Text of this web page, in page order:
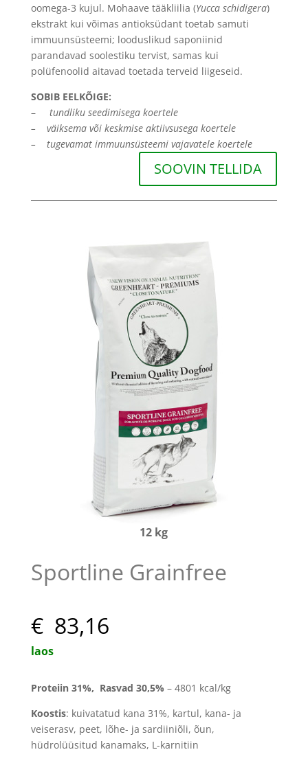
oomega-3 kujul. Mohaave tääkliilia (Yucca schidigera)
ekstrakt kui võimas antioksüdant toetab samuti
immuunsüsteemi; looduslikud saponiinid
parandavad soolestiku tervist, samas kui
polüfenoolid aitavad toetada terveid liigeseid.
SOBIB EELKÕIGE:
– tundliku seedimisega koertele
– väiksema või keskmise aktiivsusega koertele
– tugevamat immuunsüsteemi vajavatele koertele
SOOVIN TELLIDA
12 kg
Sportline Grainfree
€ 83,16
laos
Proteiin 31%, Rasvad 30,5% – 4801 kcal/kg
Koostis: kuivatatud kana 31%, kartul, kana- ja
veiserasv, peet, lõhe- ja sardiiniõli, õun,
hüdrolüüsitud kanamaks, L-karnitiin